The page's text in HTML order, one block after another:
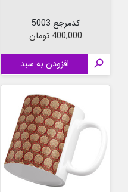
کدمرجع 5003
قیمت
400,000 تومان
 افزودن به سبد